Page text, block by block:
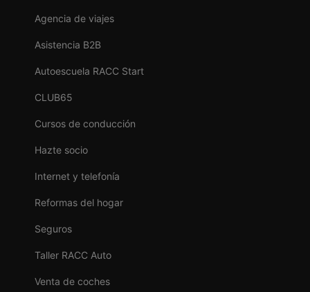
Agencia de viajes
Asistencia B2B
Autoescuela RACC Start
CLUB65
Cursos de conducción
Hazte socio
Internet y telefonía
Reformas del hogar
Seguros
Taller RACC Auto
Venta de coches